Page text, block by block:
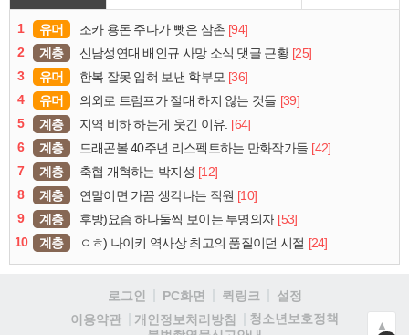
1 유머 조카 용돈 주다가 뺏은 삼촌 [94]
2
계층 신남성연대 배인규 사망 소식 댓글 근황 [25]
3
유머 한복 잘못 입혀 보낸 학부모 [36]
4
유머 의외로 트럼프가 절대 하지 않는 것들 [39]
5
계층 지역 비하 하는게 웃긴 이유. [64]
6
계층 드래곤볼 40주년 리스펙트하는 만화작가들 [42]
7
계층 축협 개혁하는 박지성 [12]
8
계층 연말이면 가끔 생각나는 직원 [10]
9
계층 후방)요즘 하나둘씩 보이는 투명의자 [53]
10
계층 ㅇㅎ) 나이키 역사상 최고의 품질이던 시절 [24]
로그인 PC화면 퀵링크
설정
이용약관
개인정보처리방침
청소년보호정책
▲